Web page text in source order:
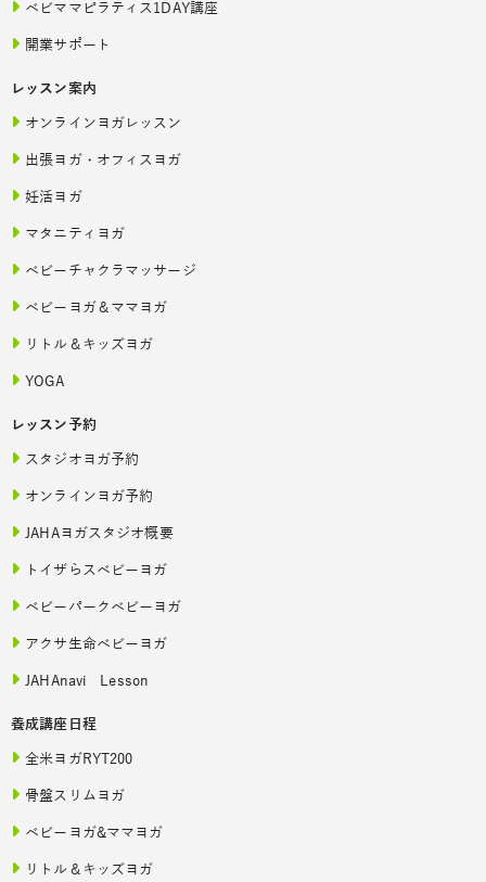
ベビママピラティス1DAY講座
開業サポート
レッスン案内
オンラインヨガレッスン
出張ヨガ・オフィスヨガ
妊活ヨガ
マタニティヨガ
ベビーチャクラマッサージ
ベビーヨガ＆ママヨガ
リトル＆キッズヨガ
YOGA
レッスン予約
スタジオヨガ予約
オンラインヨガ予約
JAHAヨガスタジオ概要
トイザらスベビーヨガ
ベビーパークベビーヨガ
アクサ生命ベビーヨガ
JAHAnavi Lesson
養成講座日程
全米ヨガRYT200
骨盤スリムヨガ
ベビーヨガ&ママヨガ
リトル＆キッズヨガ